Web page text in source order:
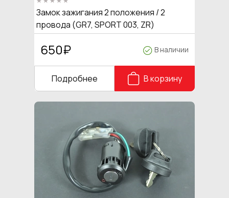
Замок зажигания 2 положения / 2
провода (GR7, SPORT 003, ZR)
650₽ В наличии
Подробнее В корзину